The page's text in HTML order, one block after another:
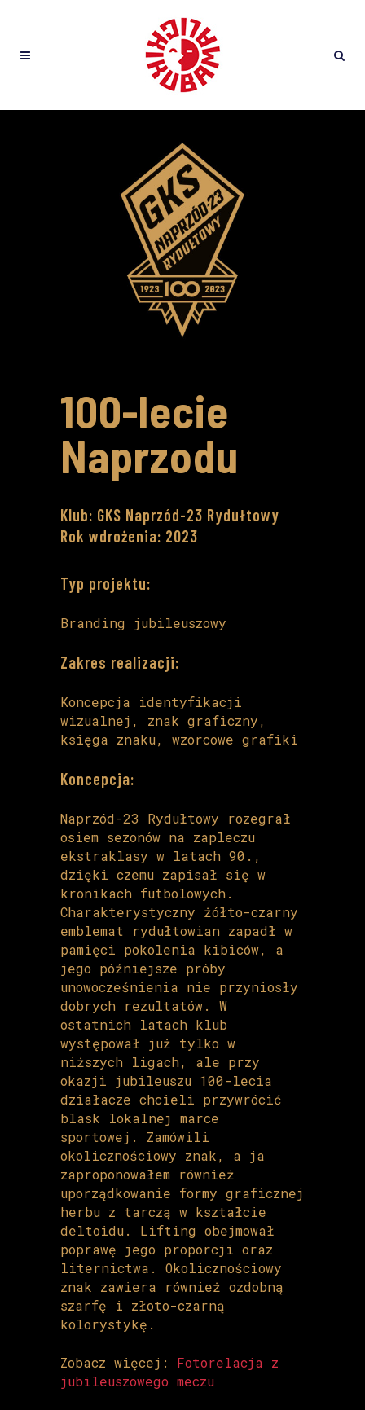
100-lecie
Naprzodu
Klub: GKS Naprzód-23 Rydułtowy
Rok wdrożenia: 2023
Typ projektu:
Branding jubileuszowy
Zakres realizacji:
Koncepcja identyfikacji
wizualnej, znak graficzny,
księga znaku, wzorcowe grafiki
Koncepcja:
Naprzód-23 Rydułtowy rozegrał
osiem sezonów na zapleczu
ekstraklasy w latach 90.,
dzięki czemu zapisał się w
kronikach futbolowych.
Charakterystyczny żółto-czarny
emblemat rydułtowian zapadł w
pamięci pokolenia kibiców, a
jego późniejsze próby
unowocześnienia nie przyniosły
dobrych rezultatów. W
ostatnich latach klub
występował już tylko w
niższych ligach, ale przy
okazji jubileuszu 100-lecia
działacze chcieli przywrócić
blask lokalnej marce
sportowej. Zamówili
okolicznościowy znak, a ja
zaproponowałem również
uporządkowanie formy graficznej
herbu z tarczą w kształcie
deltoidu. Lifting obejmował
poprawę jego proporcji oraz
liternictwa. Okolicznościowy
znak zawiera również ozdobną
szarfę i złoto-czarną
kolorystykę.
Zobacz więcej: Fotorelacja z
jubileuszowego meczu